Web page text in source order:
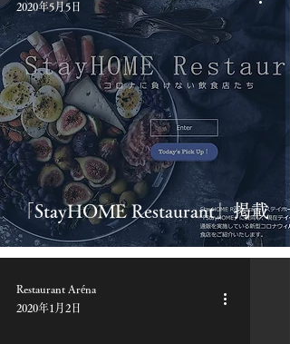
「StayHOME Restaurant」掲載
2020年5月5日
Restaurant Aréna
2020年1月2日